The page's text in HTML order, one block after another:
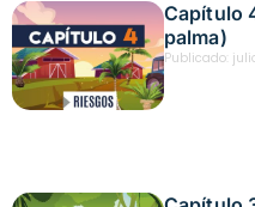
Capítulo
palma)
Publicado: